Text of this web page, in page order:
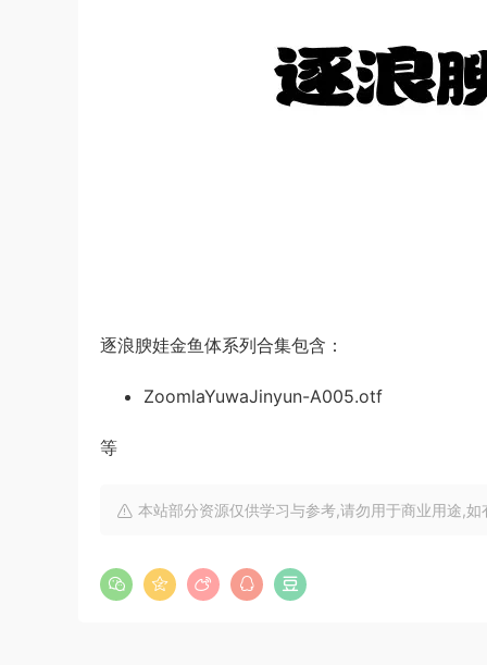
逐浪腴娃金鱼体系列合集包含：
ZoomlaYuwaJinyun-A005.otf
等
本站部分资源仅供学习与参考,请勿用于商业用途,